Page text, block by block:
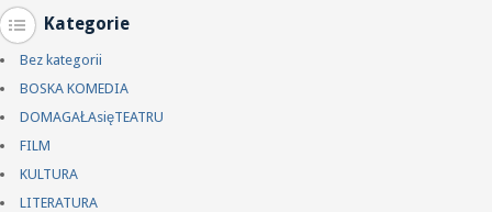
Kategorie
Bez kategorii
BOSKA KOMEDIA
DOMAGAŁAsięTEATRU
FILM
KULTURA
LITERATURA